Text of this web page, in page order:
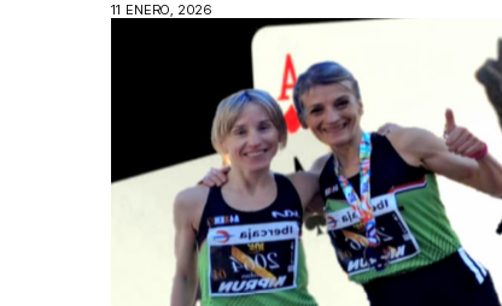
11 ENERO, 2026